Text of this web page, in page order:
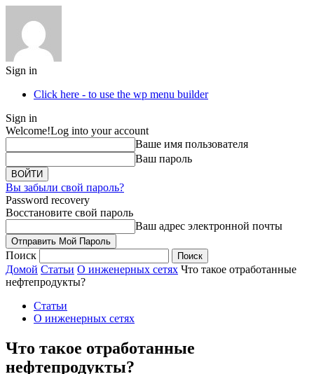
Sign in
Click here - to use the wp menu builder
Sign in
Welcome!Log into your account
Ваше имя пользователя
Ваш пароль
Вы забыли свой пароль?
Password recovery
Восстановите свой пароль
Ваш адрес электронной почты
Поиск
Домой Статьи О инженерных сетях Что такое отработанные
нефтепродукты?
Статьи
О инженерных сетях
Что такое отработанные
нефтепродукты?